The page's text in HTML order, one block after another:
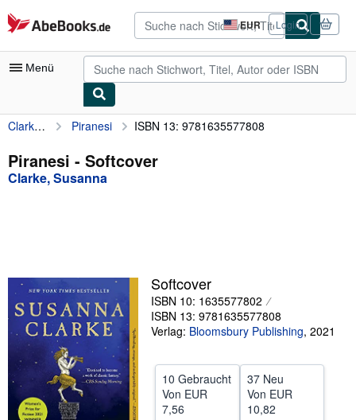
Zum Hauptinhalt
AbeBooks.de EUR
Seite
der
Einkaufseinstellungen.
Login
Menü
Nutzerkonto
Meine Bestellungen
Detailsuche
Verkäufer
Verkäufer werden
Hilfe
SCHLIESSEN
Clarke, Susanna Piranesi ISBN 13: 9781635577808
Piranesi - Softcover
Clarke, Susanna
Softcover
ISBN 10: 1635577802
ISBN 13: 9781635577808
Verlag: Bloomsbury Publishing, 2021
10 Gebraucht
Von EUR
7,56
37 Neu
Von EUR
10,82